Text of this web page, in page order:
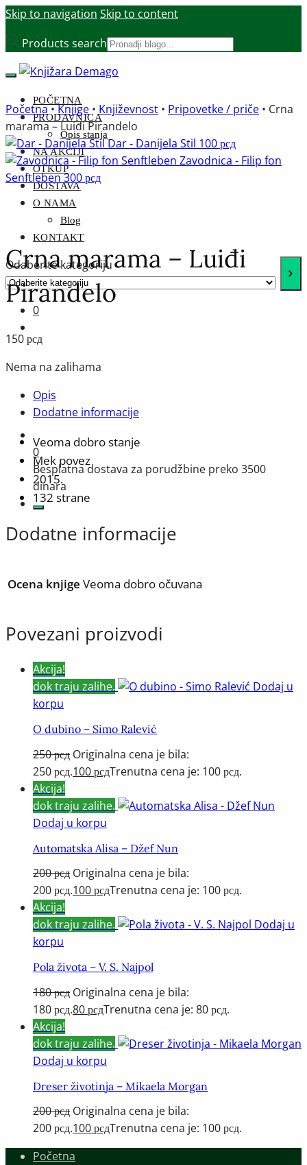
Skip to navigation Skip to content
Products search
POČETNA
PRODAVNICA
Opis stanja
NA AKCIJI
OTKUP
DOSTAVA
O NAMA
Blog
KONTAKT
Odaberite kategoriju
0
0
Besplatna dostava za porudžbine preko 3500
dinara
Početna•Knjige • Književnost • Pripovetke / priče • Crna
marama – Luiđi Pirandelo
Dar - Danijela Stil 100рсд
Zavodnica - Filip fon
Senftleben300рсд
Crna marama – Luiđi
Pirandelo
150рсд
Nema na zalihama
Opis
Dodatne informacije
Veoma dobro stanje
Mek povez
2015.
132 strane
Dodatne informacije
Ocena knjige Veoma dobro očuvana
Povezani proizvodi
Akcija!
dok traju zalihe.
Dodaj u
korpu
O dubino – Simo Ralević
250рсд Originalna cena je bila:
250 рсд.100рсдTrenutna cena je: 100 рсд.
Akcija!
dok traju zalihe.
Dodaj u korpu
Automatska Alisa – Džef Nun
200рсд Originalna cena je bila:
200 рсд.100рсдTrenutna cena je: 100 рсд.
Akcija!
dok traju zalihe.
Dodaj u
korpu
Pola života – V. S. Najpol
180рсд Originalna cena je bila:
180 рсд.80рсдTrenutna cena je: 80 рсд.
Akcija!
dok traju zalihe.
Dodaj u korpu
Dreser životinja – Mikaela Morgan
200рсд Originalna cena je bila:
200 рсд.100рсдTrenutna cena je: 100 рсд.
Početna